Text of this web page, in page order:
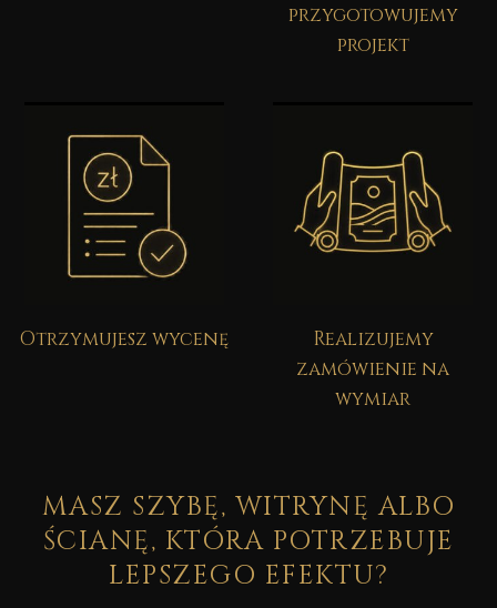
przygotowujemy
projekt
Otrzymujesz wycenę
Realizujemy
zamówienie na
wymiar
MASZ SZYBĘ, WITRYNĘ ALBO
ŚCIANĘ, KTÓRA POTRZEBUJE
LEPSZEGO EFEKTU?